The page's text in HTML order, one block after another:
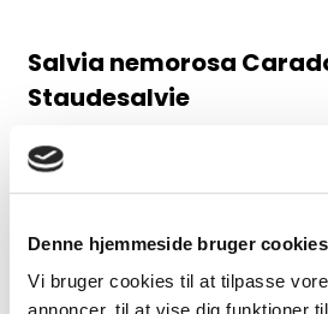
Denne hjemmeside bruger cookies
Vi bruger cookies til at tilpasse
Salvia nemorosa
Staudesalvie
Juni-august, 60 cm
30,00 DKK
(inkl. moms)